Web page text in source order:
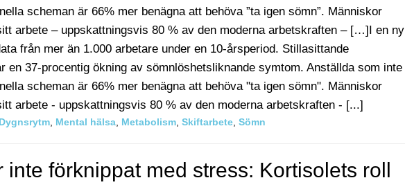
scheman är 66% mer benägna att behöva ”ta igen sömn”. Människor
arbete – uppskattningsvis 80 % av den moderna arbetskraften – […]I en ny
från mer än 1.000 arbetare under en 10-årsperiod. Stillasittande
en 37-procentig ökning av sömnlöshetsliknande symtom. Anställda som inte
scheman är 66% mer benägna att behöva "ta igen sömn". Människor
arbete - uppskattningsvis 80 % av den moderna arbetskraften - [...]
Dygnsrytm Mental hälsa Metabolism Skiftarbete Sömn
inte förknippat med stress: Kortisolets roll